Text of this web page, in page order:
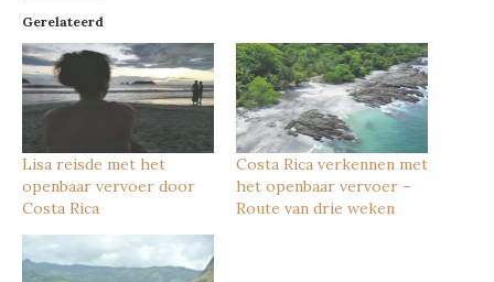
Gerelateerd
Lisa reisde met het
openbaar vervoer door
Costa Rica
Costa Rica verkennen met
het openbaar vervoer –
Route van drie weken